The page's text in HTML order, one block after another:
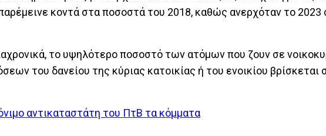
κοντά στα ποσοστά του 2018, καθώς ανερχόταν το 2023
το υψηλότερο ποσοστό των ατόμων που ζουν σε
του δανείου της κύριας κατοικίας ή του ενοικίου βρίσκεται
αντικαταστάτη του ΠτΒ τα κόμματα